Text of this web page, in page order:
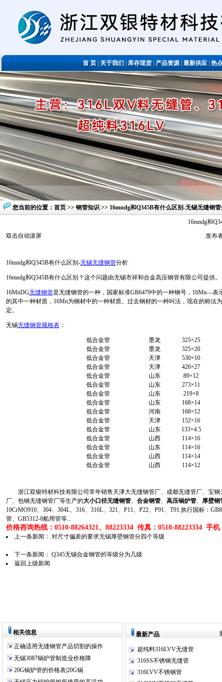
首 页关于我们库存现货|产品资源|最新供应|热
您当前的位置： 首页 >> 钢管知识 >> 16mndg和Q345B有什么区别-无锡无缝钢
16mndg和
双击自动滚屏
发布
16mndg和Q345B有什么区别-无锡无缝钢管分析
16mndg和Q345B有什么区别？这个问题由无锡市祥和合金高压钢管有限公司提供。
16MnDG无缝钢管是无缝钢管的一种，国家标准GB6479中的一种钢号，16Mn—表
的其中一种材质，16Mn为钢材中的一种材质。过去钢材的一种叫法，现在的称法
定。
无锡无缝钢管规格表：
低合金管 墨龙
325×25
低合金管
墨龙
325×20
低合金管
天津
530×10
低合金管
天津
426×27
低合金管
山东
89×12
低合金管
山东
273×11
低合金管
山东
219×8
低合金管
山东
168×14
低合金管
河南
168×12
低合金管
天津
152×16
低合金管
山东
133×4.5
低合金管
山西
114×16
低合金管
山东
114×16
低合金管
山西
114×14
低合金管
山西 114×12
浙江双银特材科技有限公司常年销售天津大无缝钢管厂、成都无缝管厂、宝钢
厂、包钢无缝钢管厂等生产的大小口径无缝钢管、 合金钢管、 高压锅炉管、
厚壁钢
10CrMO910、304、304L、316、316L、321、P11、P22、P91、T91.执行国标：
管、GB5312-8船用管等...
价格咨询热线：0510-88264321、88223334 传真：0510-88223334 手机
上一条新闻： 对尺寸偏差的要求无锡厚壁钢管分四个等级
下一条新闻： Q345无锡合金钢管的等级分为几级
返回上级新闻
相关信息
正确适用无缝钢管产品切割的操作
无锡3087锅炉管制造业价格降
20G锅炉管的价格表|20G锅
最新产品
超纯料316LVV无缝管
316SS不锈钢无缝管
316LVV不锈钢管